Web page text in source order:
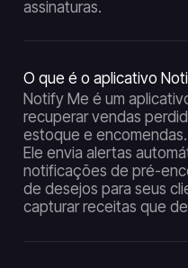
assinaturas.
O que é o aplicativo
Notify Me é um
recuperar vendas
estoque e encomendas.
Ele envia alertas
notificações de pré-
de desejos para seus
capturar receitas que